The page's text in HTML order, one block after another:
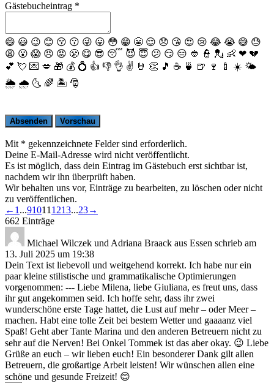
Gästebucheintrag *
😄 😃 😉 😊 😚 😗 😜 😛 😳 😁 😬 😌 😞 😘 😍 😢 😂 😭 😅 😓
😩 😮 😱 😠 😡 😤 😋 😎 😴 😈 😇 😕 😏 😑 👲 👮 💂 👶 ❤ 💔
💕 💘 💌 💋 🎁 💰 💍 👍 👎 👌 ✌️ 🤘 👏 🎵 ☕️ 🍵 🍺 🍷 🍼 ☀️ 🌤
🌦 🌧 🌜 🌈 🏝 🎅
Mit * gekennzeichnete Felder sind erforderlich.
Deine E-Mail-Adresse wird nicht veröffentlicht.
Es ist möglich, dass dein Eintrag im Gästebuch erst sichtbar ist,
nachdem wir ihn überprüft haben.
Wir behalten uns vor, Einträge zu bearbeiten, zu löschen oder nicht
zu veröffentlichen.
Navigation
der
Gästebuchliste
← 1 ...91011 1213...23→
662 Einträge
Michael Wilczek und Adriana Braack aus Essen schrieb am
13. Juli 2025 um 19:38
Dein Text ist liebevoll und weitgehend korrekt. Ich habe nur ein
paar kleine stilistische und grammatikalische Optimierungen
vorgenommen: --- Liebe Milena, liebe Giuliana, es freut uns, dass
ihr gut angekommen seid. Ich hoffe sehr, dass ihr zwei
wunderschöne erste Tage hattet, die Lust auf mehr – oder Meer –
machen. Habt eine tolle Zeit bei bestem Wetter und gaaaanz viel
Spaß! Geht aber Tante Marina und den anderen Betreuern nicht zu
sehr auf die Nerven! Bei Onkel Tommek ist das aber okay. 😉 Liebe
Grüße an euch – wir lieben euch! Ein besonderer Dank gilt allen
Betreuern, die großartige Arbeit leisten! Wir wünschen allen eine
schöne und gesunde Freizeit! 😊